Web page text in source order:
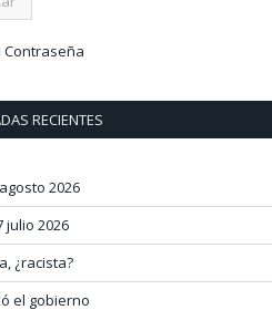
Contraseña
RECIENTES
2026
julio 2026
¿racista?
el gobierno